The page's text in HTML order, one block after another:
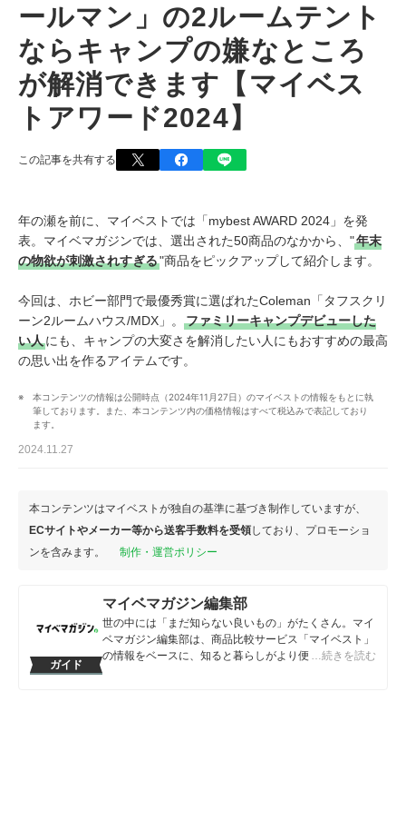
ールマン」の2ルームテント
ならキャンプの嫌なところ
が解消できます【マイベス
トアワード2024】
この記事を共有する
年の瀬を前に、マイベストでは「mybest AWARD 2024」を発
表。マイベマガジンでは、選出された50商品のなかから、"年末
の物欲が刺激されすぎる"商品をピックアップして紹介します。
今回は、ホビー部門で最優秀賞に選ばれたColeman「タフスクリ
ーン2ルームハウス/MDX」。
ファミリーキャンプデビューした
い人にも、キャンプの大変さを解消したい人にもおすすめの最高
の思い出を作るアイテムです。
本コンテンツの情報は公開時点（2024年11月27日）のマイベストの情報をもとに執
筆しております。また、本コンテンツ内の価格情報はすべて税込みで表記しており
ます。
2024.11.27
本コンテンツはマイベストが独自の基準に基づき制作していますが、
ECサイトやメーカー等から送客手数料を受領しており、プロモーショ
ンを含みます。
制作・運営ポリシー
ガイド
マイベマガジン編集部
世の中には「まだ知らない良いもの」がたくさん。マイ
ベマガジン編集部は、商品比較サービス「マイベスト」
の情報をベースに、知ると暮らしがより便利になるアイ
…続きを読む